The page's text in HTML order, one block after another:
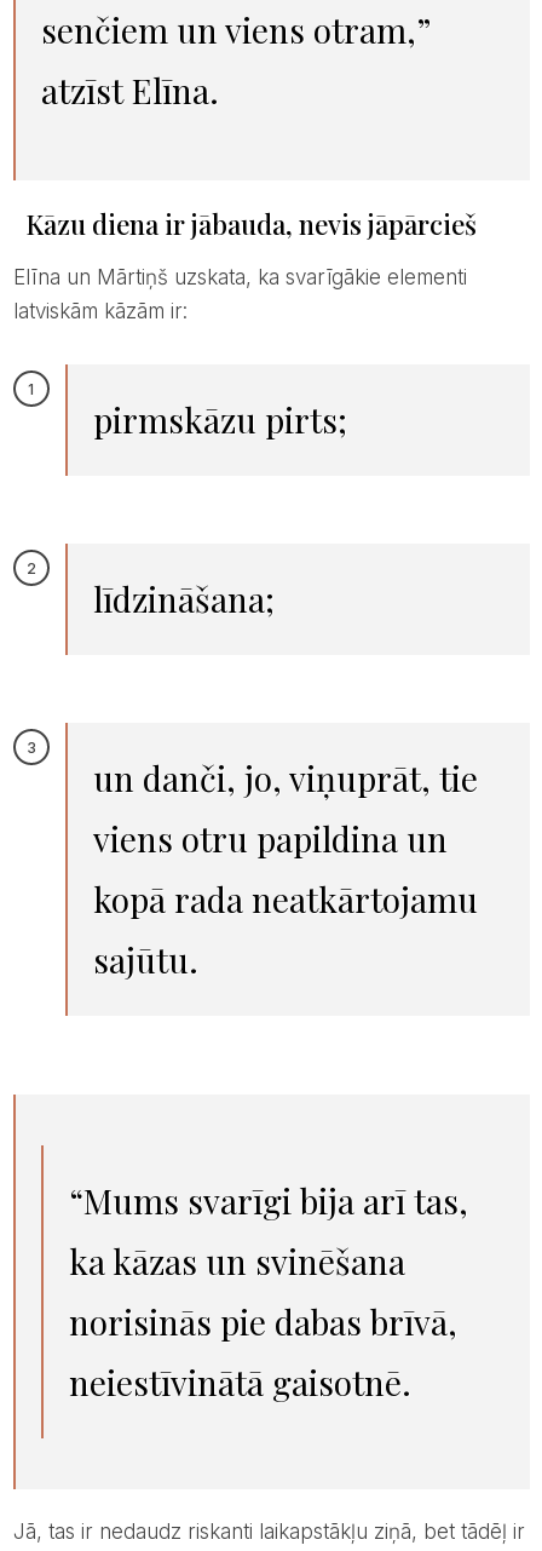
senčiem un viens otram,”
atzīst Elīna.
Kāzu diena ir jābauda, nevis jāpārcieš
Elīna un Mārtiņš uzskata, ka svarīgākie elementi
latviskām kāzām ir:
pirmskāzu pirts;
līdzināšana;
un danči, jo, viņuprāt, tie
viens otru papildina un
kopā rada neatkārtojamu
sajūtu.
“Mums svarīgi bija arī tas,
ka kāzas un svinēšana
norisinās pie dabas brīvā,
neiestīvinātā gaisotnē.
Jā, tas ir nedaudz riskanti laikapstākļu ziņā, bet tādēļ ir